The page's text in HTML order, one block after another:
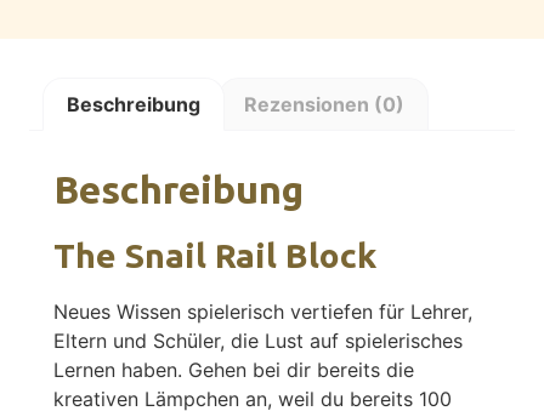
Beschreibung Rezensionen (0)
Beschreibung
The Snail Rail Block
Neues Wissen spielerisch vertiefen für Lehrer,
Eltern und Schüler, die Lust auf spielerisches
Lernen haben. Gehen bei dir bereits die
kreativen Lämpchen an, weil du bereits 100